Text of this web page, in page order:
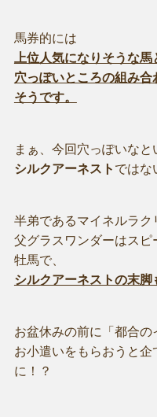
馬券的には
上位人気になりそうな馬
穴っぽいところの組み
そうです。
まぁ、今回穴っぽいな
シルクアーネスト ではな
半弟であるマイネルラク
父グラスワンダーはス
牡馬で、
シルクアーネストの末脚
お盆休みの前に「都合の
お小遣いをもらおうと
に！？